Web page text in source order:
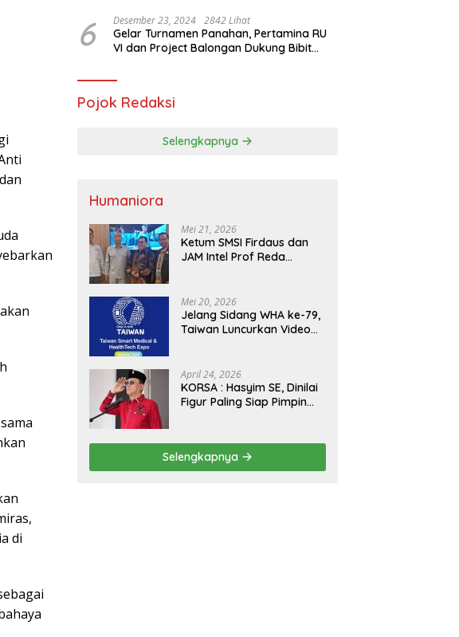
di
Tikus
6 Desember 23, 2024 2842 Lihat
Gelar Turnamen Panahan, Pertamina RU
VI dan Project Balongan Dukung Bibit
Pojok Redaksi
Selengkapnya
Humaniora
Mei 21, 2026
Ketum SMSI Firdaus dan
JAM Intel Prof Reda
SMSI Sukseskan Jaga
Desa dan Jaga Dapur
MBG, Perkuat Pengawasan
Mei 20, 2026
Jelang Sidang WHA ke-79,
Taiwan Luncurkan Video
Inovasi Kesehatan Global
April 24, 2026
KORSA : Hasyim SE, Dinilai
Figur Paling Siap Pimpin
Selengkapnya